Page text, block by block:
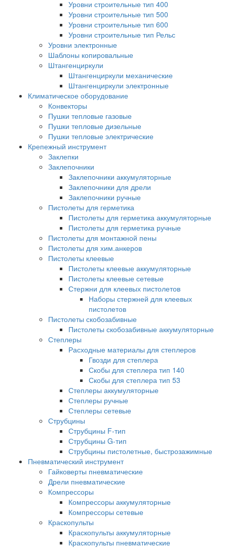
Уровни строительные тип 400
Уровни строительные тип 500
Уровни строительные тип 600
Уровни строительные тип Рельс
Уровни электронные
Шаблоны копировальные
Штангенциркули
Штангенциркули механические
Штангенциркули электронные
Климатическое оборудование
Конвекторы
Пушки тепловые газовые
Пушки тепловые дизельные
Пушки тепловые электрические
Крепежный инструмент
Заклепки
Заклепочники
Заклепочники аккумуляторные
Заклепочники для дрели
Заклепочники ручные
Пистолеты для герметика
Пистолеты для герметика аккумуляторные
Пистолеты для герметика ручные
Пистолеты для монтажной пены
Пистолеты для хим.анкеров
Пистолеты клеевые
Пистолеты клеевые аккумуляторные
Пистолеты клеевые сетевые
Стержни для клеевых пистолетов
Наборы стержней для клеевых
пистолетов
Пистолеты скобозабивные
Пистолеты скобозабивные аккумуляторные
Степлеры
Расходные материалы для степлеров
Гвозди для степлера
Скобы для степлера тип 140
Скобы для степлера тип 53
Степлеры аккумуляторные
Степлеры ручные
Степлеры сетевые
Струбцины
Струбцины F-тип
Струбцины G-тип
Струбцины пистолетные, быстрозажимные
Пневматический инструмент
Гайковерты пневматические
Дрели пневматические
Компрессоры
Компрессоры аккумуляторные
Компрессоры сетевые
Краскопульты
Краскопульты аккумуляторные
Краскопульты пневматические